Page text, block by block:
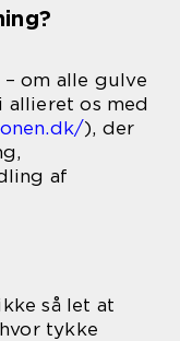
om alle gulve
allieret os med
), der
af
så let at
tykke